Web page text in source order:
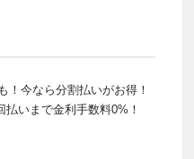
！今なら分割払いがお得！
いまで金利手数料0%！